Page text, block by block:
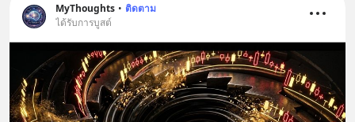
MyThoughts • ติดตาม
ได้รับการบูสต์